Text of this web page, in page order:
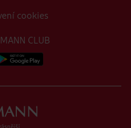
CLUB
cookies